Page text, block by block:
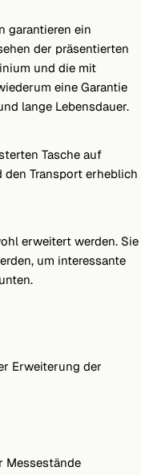
garantieren ein
der präsentierten
und die mit
eine Garantie
lange Lebensdauer.
Tasche auf
den Transport erheblich
erweitert werden. Sie
um interessante
Erweiterung der
Messestände